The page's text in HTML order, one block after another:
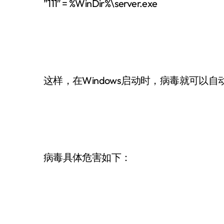
”111″ = %WinDir%\server.exe
这样，在Windows启动时，病毒就可以自
病毒具体危害如下：